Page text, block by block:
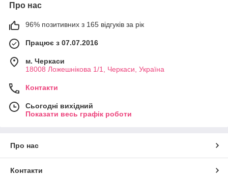
Про нас
96% позитивних з 165 відгуків за рік
Працює з 07.07.2016
м. Черкаси
18008 Ложешнікова 1/1, Черкаси, Україна
Контакти
Сьогодні вихідний
Показати весь графік роботи
Про нас
Контакти